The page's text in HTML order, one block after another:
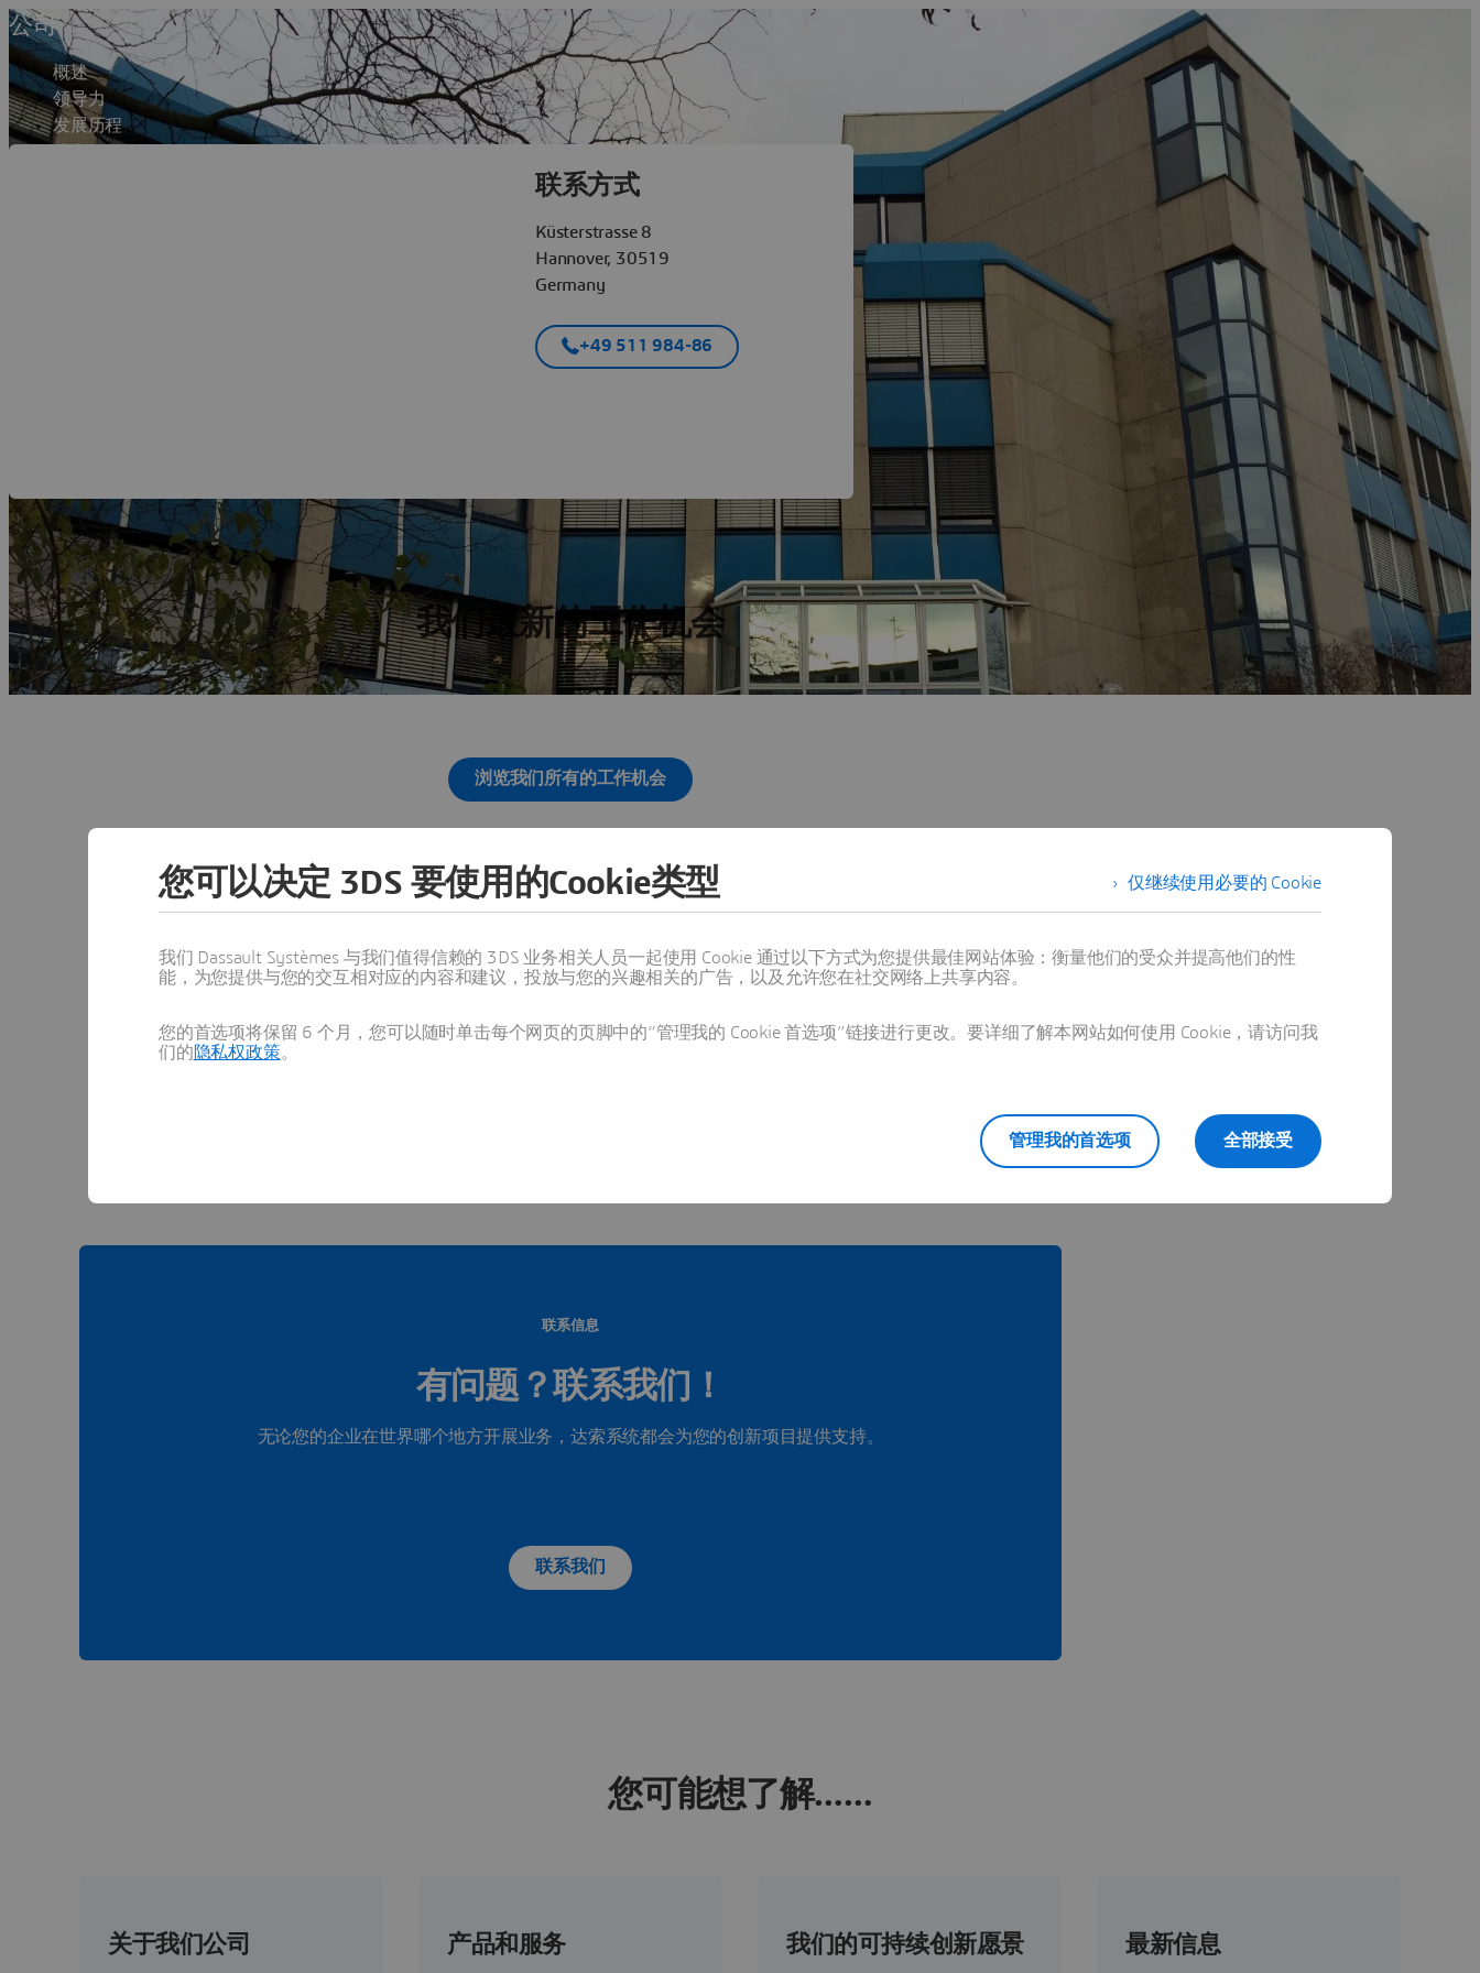
公司
概述
领导力
发展历程
Dassault Systèmes Hannover
联系方式
Küsterstrasse 8
Hannover, 30519
Germany
+49 511 984-86
我们最新的工作机会
浏览我们所有的工作机会
其他地点
联系信息
有问题？联系我们！
无论您的企业在世界哪个地方开展业务，达索系统都会为您的创新项目提供支持。
联系我们
您可能想了解……
关于我们公司 产品和服务 我们的可持续创新愿景 最新信息
仅继续使用必要的 Cookie
您可以决定 3DS 要使用的Cookie类型
我们 Dassault Systèmes 与我们值得信赖的 3DS 业务相关人员一起使用 Cookie 通过以下方式为您提供最佳网站体验：衡量他们的受众并提高他们的性
能，为您提供与您的交互相对应的内容和建议，投放与您的兴趣相关的广告，以及允许您在社交网络上共享内容。
您的首选项将保留 6 个月，您可以随时单击每个网页的页脚中的“管理我的 Cookie 首选项”链接进行更改。要详细了解本网站如何使用 Cookie，请访问我
们的隐私权政策。
全部接受
管理我的首选项